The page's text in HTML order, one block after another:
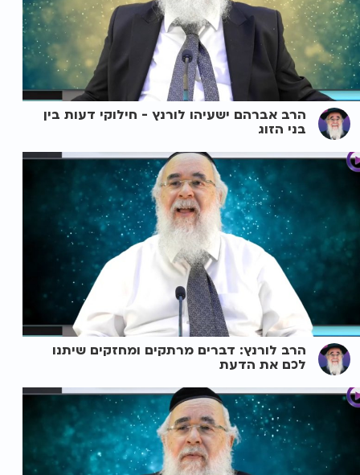
הרב אברהם ישעיהו לורנץ - חילוקי דעות בין
בני הזוג
הרב לורנץ: דברים מרתקים ומחזקים שיתנו
לכם את הדעת